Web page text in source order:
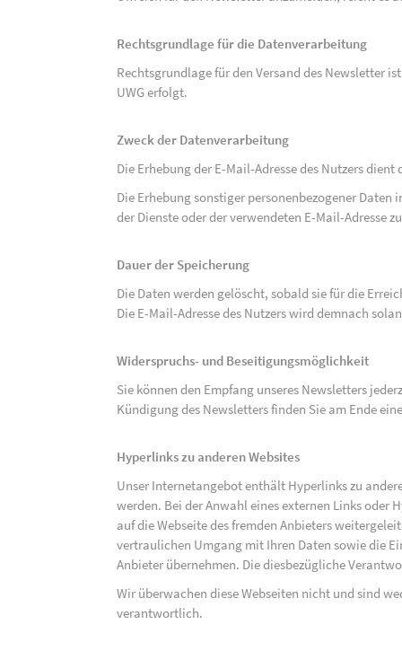
Rechtsgrundlage für die Datenverarbeitung
Rechtsgrundlage für den Versand des Newsletter ist
UWG erfolgt.
Zweck der Datenverarbeitung
Die Erhebung der E-Mail-Adresse des Nutzers
Die Erhebung sonstiger personenbezogener
der Dienste oder der verwendeten E-Mail-Adresse
Dauer der Speicherung
Die Daten werden gelöscht, sobald sie für die
Die E-Mail-Adresse des Nutzers wird demnach
Widerspruchs- und Beseitigungsmöglichkeit
Sie können den Empfang unseres Newsletters
Kündigung des Newsletters finden Sie am Ende
Hyperlinks zu anderen Websites
Unser Internetangebot enthält Hyperlinks zu
werden. Bei der Anwahl eines externen Links oder
auf die Webseite des fremden Anbieters
vertraulichen Umgang mit Ihren Daten sowie die
Anbieter übernehmen. Die diesbezügliche
Wir überwachen diese Webseiten nicht und sind
verantwortlich.